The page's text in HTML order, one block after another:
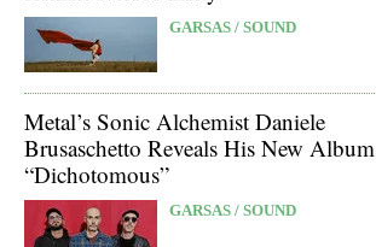
GARSAS / SOUND
Metal’s Sonic Alchemist Daniele
Brusaschetto Reveals His New Album
“Dichotomous”
GARSAS / SOUND